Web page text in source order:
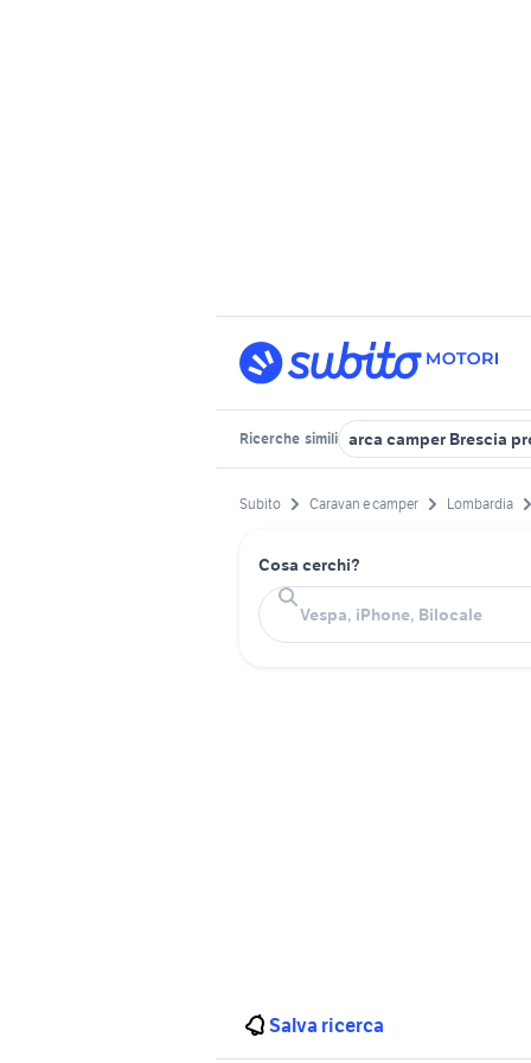
Ricerche simili arca camper Brescia
Subito Caravan e camper Lombardia
Cosa cerchi?
Salva ricerca